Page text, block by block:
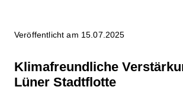
Veröffentlicht am 15.07.2025
Klimafreundliche
Lüner Stadtflotte